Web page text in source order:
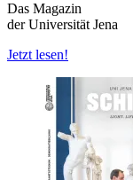
Das Magazin
der Universität Jena
Jetzt lesen!